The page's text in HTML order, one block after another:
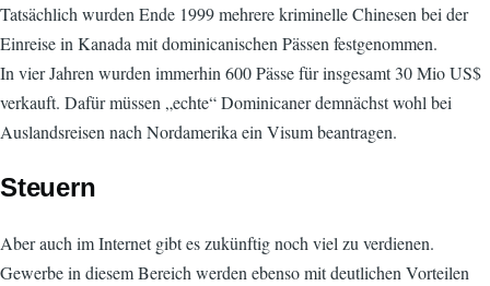
Tatsächlich wurden Ende 1999 mehrere kriminelle Chinesen bei der
Einreise in Kanada mit dominicanischen Pässen festgenommen.
In vier Jahren wurden immerhin 600 Pässe für insgesamt 30 Mio US$
verkauft. Dafür müssen „echte“ Dominicaner demnächst wohl bei
Auslandsreisen nach Nordamerika ein Visum beantragen.
Steuern
Aber auch im Internet gibt es zukünftig noch viel zu verdienen.
Gewerbe in diesem Bereich werden ebenso mit deutlichen Vorteilen